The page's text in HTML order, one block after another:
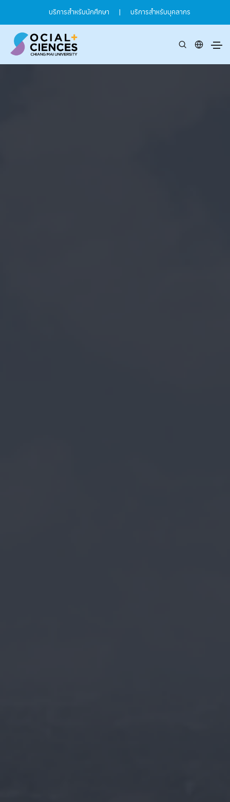
บริการสำหรับนักศึกษา | บริการสำหรับบุคลากร